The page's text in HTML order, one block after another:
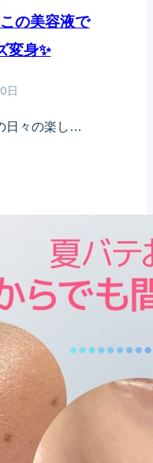
の美容液で
変身✨
日
日々の楽し…